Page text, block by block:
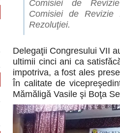
Comisiei de
Comisiei de Revizie
Rezoluţiei.
Delegaţii Congresului VII
ultimii cinci ani ca
impotriva, a fost ales
În calitate de
Mămăligă Vasile şi Boţa